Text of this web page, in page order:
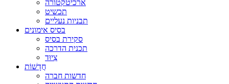
ארכיטקטורה
תכשיט
תבניות נעליים
בסיס אימונים
סקירת בסיס
תכנית הדרכה
צִיוּד
חֲדָשׁוֹת
חדשות חברה